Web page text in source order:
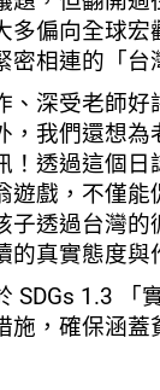
多偏向全球宏
密相連的「台
、深受老師好
，我們還想
！透過這個日
遊戲，不僅能
子透過台灣的
的真實態度與
SDGs 1.3 「
施，確保涵蓋